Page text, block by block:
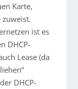
Karte,
zuweist.
ist es
DHCP-
Lease (da
DHCP-